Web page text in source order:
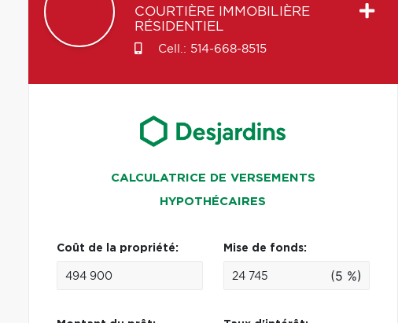
COURTIÈRE IMMOBILIÈRE
RÉSIDENTIEL
Cell.: 514-668-8515
CALCULATRICE DE VERSEMENTS
HYPOTHÉCAIRES
Coût de la propriété: Mise de fonds:
(5 %)